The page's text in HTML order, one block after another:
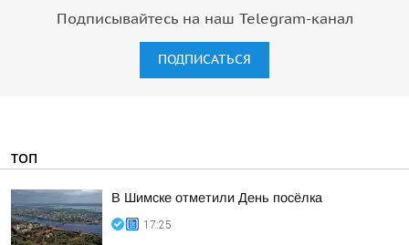
Подписывайтесь на наш Telegram-канал
ПОДПИСАТЬСЯ
ТОП
В Шимске отметили День посёлка
17:25